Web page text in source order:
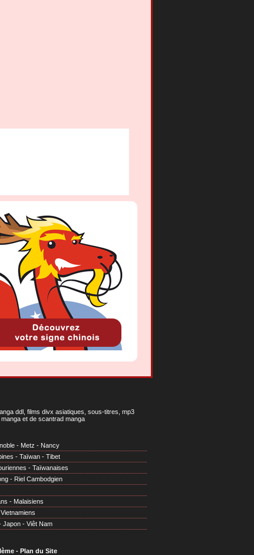
ddl, films divx asiatiques, sous-titres, mp3
et de scantrad manga
- Metz - Nancy
- Taïwan - Tibet
- Taïwanaises
- Riel Cambodgien
- Malaisiens
Vietnamiens
Japon - Viêt Nam
- Plan du Site